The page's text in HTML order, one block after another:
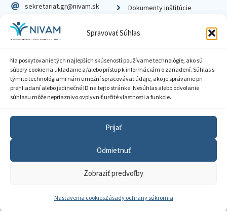
Spravovať Súhlas
Na poskytovanie tých najlepších skúseností používame technológie, ako sú
súbory cookie na ukladanie a/alebo prístup k informáciám o zariadení. Súhlas s
týmito technológiami nám umožní spracovávať údaje, ako je správanie pri
prehliadaní alebo jedinečné ID na tejto stránke. Nesúhlas alebo odvolanie
súhlasu môže nepriaznivo ovplyvniť určité vlastnosti a funkcie.
Prijať
Odmietnuť
Zobraziť predvoľby
Nastavenia cookiesZásady ochrany súkromia
sekretariat.gr@nivam.sk
IČO: 00164348
DIČ: 2020798714
Dokumenty inštitúcie
© 2026 Národný inštitút vzdelávania a mládeže
Zásady ochrany súkromia
Sprístupnenie informácií
Nastavenia cookies
GDPR